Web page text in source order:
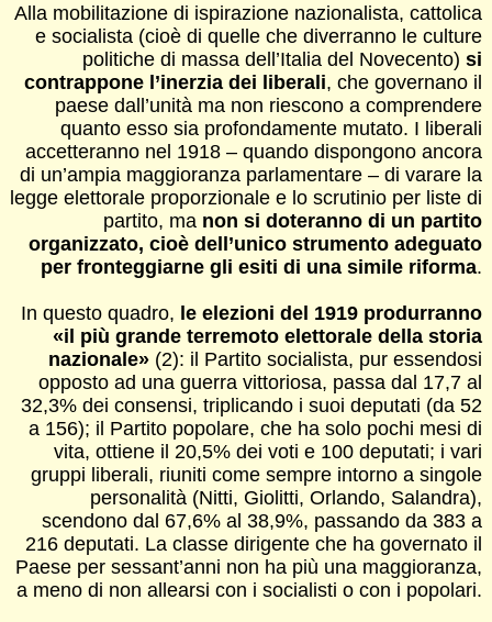
Alla mobilitazione di ispirazione nazionalista, cattolica
e socialista (cioè di quelle che diverranno le culture
politiche di massa dell’Italia del Novecento)si
contrappone l’inerzia dei liberali, che governano il
paese dall’unità ma non riescono a comprendere
quanto esso sia profondamente mutato. I liberali
accetteranno nel 1918 – quando dispongono ancora
di un’ampia maggioranza parlamentare – di varare la
legge elettorale proporzionale e lo scrutinio per liste di
partito, ma non si doteranno di un partito
organizzato, cioè dell’unico strumento adeguato
per fronteggiarne gli esiti di una simile riforma.
In questo quadro, le elezioni del 1919 produrranno
«il più grande terremoto elettorale della storia
nazionale» (2): il Partito socialista, pur essendosi
opposto ad una guerra vittoriosa, passa dal 17,7 al
32,3% dei consensi, triplicando i suoi deputati (da 52
a 156); il Partito popolare, che ha solo pochi mesi di
vita, ottiene il 20,5% dei voti e 100 deputati; i vari
gruppi liberali, riuniti come sempre intorno a singole
personalità (Nitti, Giolitti, Orlando, Salandra),
scendono dal 67,6% al 38,9%, passando da 383 a
216 deputati. La classe dirigente che ha governato il
Paese per sessant’anni non ha più una maggioranza,
a meno di non allearsi con i socialisti o con i popolari.